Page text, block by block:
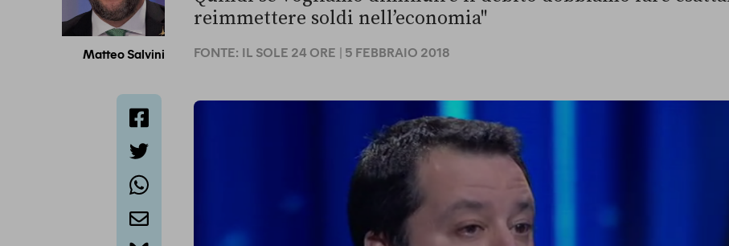
Matteo Salvini
reimmettere soldi nell’economia"
FONTE: IL SOLE 24 ORE | 5 FEBBRAIO 2018